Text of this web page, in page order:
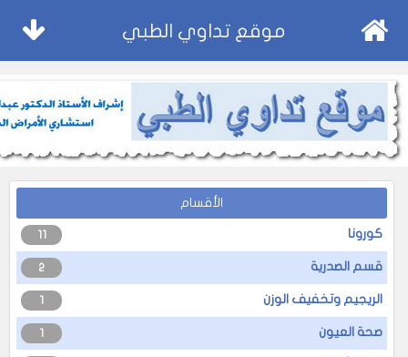
موقع تداوي الطبي
الأقسام
كورونا 11
قسم الصدرية 2
الريجيم وتخفيف الوزن 1
صحة العيون 1